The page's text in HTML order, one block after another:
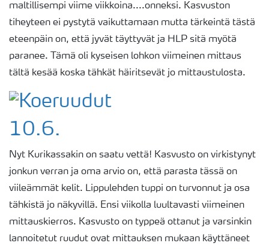
maltillisempi viime viikkoina....onneksi. Kasvuston
tiheyteen ei pystytä vaikuttamaan mutta tärkeintä tästä
eteenpäin on, että jyvät täyttyvät ja HLP sitä myötä
paranee. Tämä oli kyseisen lohkon viimeinen mittaus
tältä kesää koska tähkät häiritsevät jo mittaustulosta.
10.6.
Nyt Kurikassakin on saatu vettä! Kasvusto on virkistynyt
jonkun verran ja oma arvio on, että parasta tässä on
viileämmät kelit. Lippulehden tuppi on turvonnut ja osa
tähkistä jo näkyvillä. Ensi viikolla luultavasti viimeinen
mittauskierros. Kasvusto on typpeä ottanut ja varsinkin
lannoitetut ruudut ovat mittauksen mukaan käyttäneet